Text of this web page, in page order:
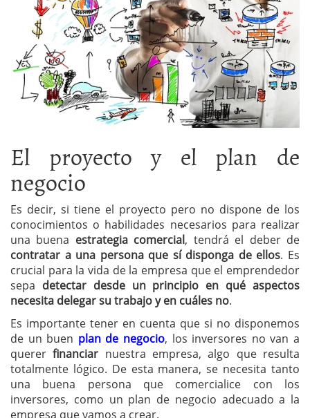
El proyecto y el plan de
negocio
Es decir, si tiene el proyecto pero no dispone de los
conocimientos o habilidades necesarios para realizar
una buena estrategia comercial, tendrá el deber de
contratar a una persona que sí disponga de ellos. Es
crucial para la vida de la empresa que el emprendedor
sepa detectar desde un principio en qué aspectos
necesita delegar su trabajo y en cuáles no.
Es importante tener en cuenta que si no disponemos
de un buen plan de negocio, los inversores no van a
quererfinanciar nuestra empresa, algo que resulta
totalmente lógico. De esta manera, se necesita tanto
una buena persona que comercialice con los
inversores, como un plan de negocio adecuado a la
empresa que vamos a crear.